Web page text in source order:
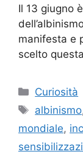
Il 13 giugno
manifesta e
scelto
Categorie
Curiosità
Tag
albinismo
mondiale,